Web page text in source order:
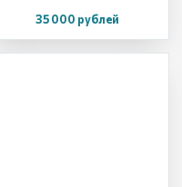
35 000 рублей